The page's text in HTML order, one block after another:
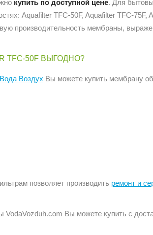
купить по доступной цене. Для
Aquafilter TFC-50F, Aquafilter TFC-75F,
производительность мембраны,
TFC-50F ВЫГОДНО?
Вода Воздух Вы можете купить мембрану
позволяет производить ремонт и
Вы можете купить с